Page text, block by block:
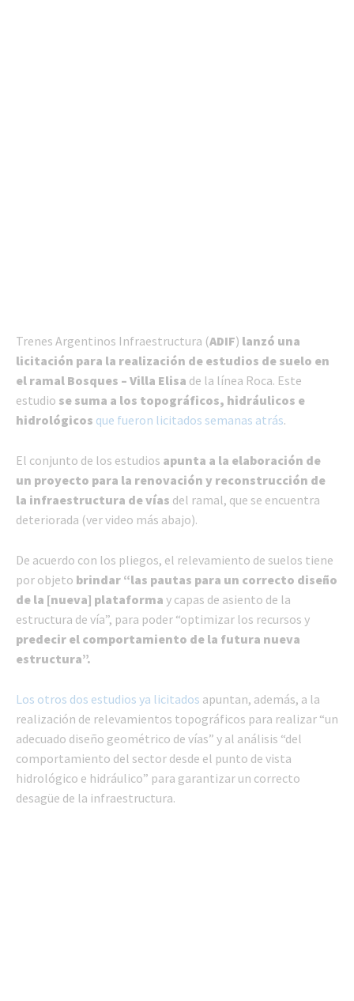
Trenes Argentinos Infraestructura (ADIF) lanzó una
licitación para la realización de estudios de suelo en
el ramal Bosques – Villa Elisa de la línea Roca. Este
estudio se suma a los topográficos, hidráulicos e
hidrológicos que fueron licitados semanas atrás.
El conjunto de los estudios apunta a la elaboración de
un proyecto para la renovación y reconstrucción de
la infraestructura de vías del ramal, que se encuentra
deteriorada (ver video más abajo).
De acuerdo con los pliegos, el relevamiento de suelos tiene
por objeto brindar “las pautas para un correcto diseño
de la [nueva] plataforma y capas de asiento de la
estructura de vía”, para poder “optimizar los recursos y
predecir el comportamiento de la futura nueva
estructura”.
Los otros dos estudios ya licitados apuntan, además, a la
realización de relevamientos topográficos para realizar “un
adecuado diseño geométrico de vías” y al análisis “del
comportamiento del sector desde el punto de vista
hidrológico e hidráulico” para garantizar un correcto
desagüe de la infraestructura.